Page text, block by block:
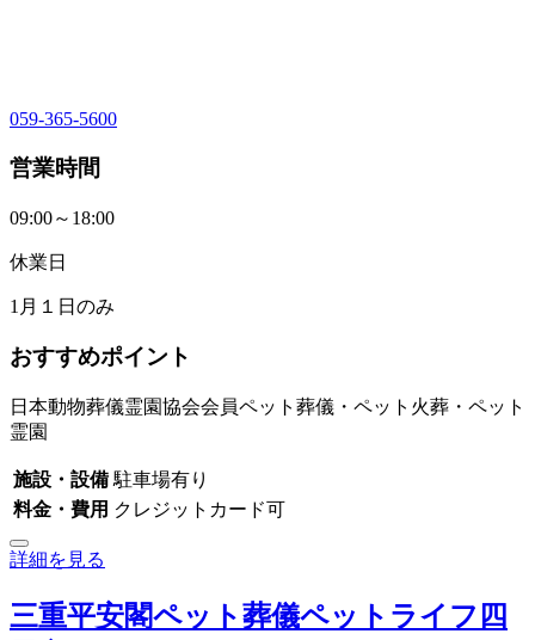
059-365-5600
営業時間
09:00～18:00
休業日
1月１日のみ
おすすめポイント
日本動物葬儀霊園協会会員ペット葬儀・ペット火葬・ペット
霊園
施設・設備 駐車場有り
料金・費用 クレジットカード可
詳細を見る
三重平安閣ペット葬儀ペットライフ四